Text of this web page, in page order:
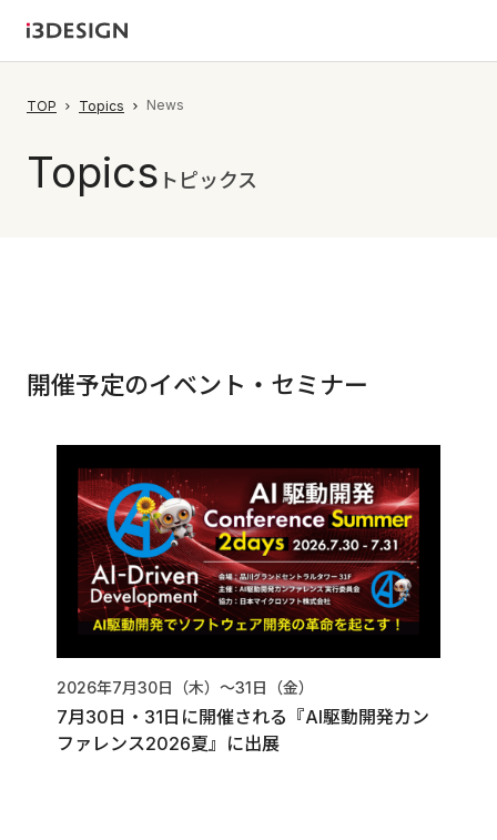
TOP Topics News
Topics トピックス
開催予定のイベント・セミナー
2026年7月30日（木）〜31日（金）
7月30日・31日に開催される『AI駆動開発カン
ファレンス2026夏』に出展